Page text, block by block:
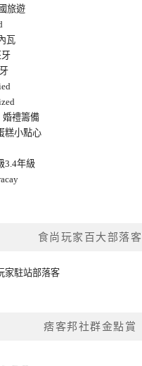
旅遊
瓦
牙
婚禮籌備
糕小點心
3.4年級
食尚玩家百大部落客
痞客邦社群金點賞